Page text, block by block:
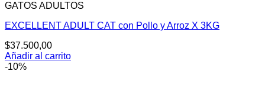
GATOS ADULTOS
EXCELLENT ADULT CAT con Pollo y Arroz X 3KG
$37.500,00
Añadir al carrito
-10%